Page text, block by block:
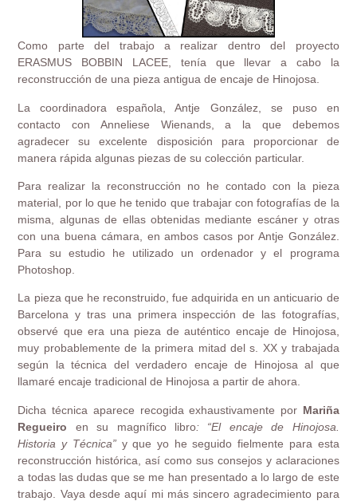
Como parte del trabajo a realizar dentro del proyecto
ERASMUS BOBBIN LACEE, tenía que llevar a cabo la
reconstrucción de una pieza antigua de encaje de Hinojosa.
La coordinadora española, Antje González, se puso en
contacto con Anneliese Wienands, a la que debemos
agradecer su excelente disposición para proporcionar de
manera rápida algunas piezas de su colección particular.
Para realizar la reconstrucción no he contado con la pieza
material, por lo que he tenido que trabajar con fotografías de la
misma, algunas de ellas obtenidas mediante escáner y otras
con una buena cámara, en ambos casos por Antje González.
Para su estudio he utilizado un ordenador y el programa
Photoshop.
La pieza que he reconstruido, fue adquirida en un anticuario de
Barcelona y tras una primera inspección de las fotografías,
observé que era una pieza de auténtico encaje de Hinojosa,
muy probablemente de la primera mitad del s. XX y trabajada
según la técnica del verdadero encaje de Hinojosa al que
llamaré encaje tradicional de Hinojosa a partir de ahora.
Dicha técnica aparece recogida exhaustivamente por Mariña
Regueiro en su magnífico libro: “El encaje de Hinojosa.
Historia y Técnica”y que yo he seguido fielmente para esta
reconstrucción histórica, así como sus consejos y aclaraciones
a todas las dudas que se me han presentado a lo largo de este
trabajo. Vaya desde aquí mi más sincero agradecimiento para